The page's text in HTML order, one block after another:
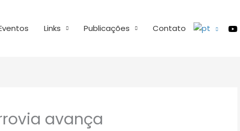
Links Publicações Contato
avança